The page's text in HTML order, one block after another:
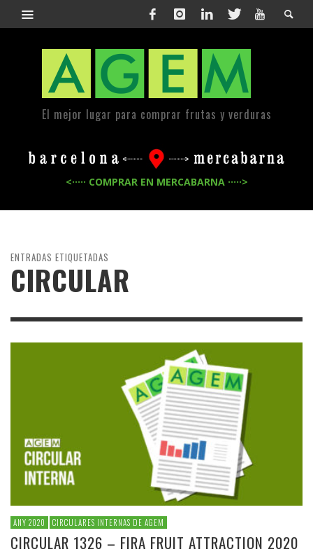
El mejor lugar para comprar frutas y verduras
<····· COMPRAR EN MERCABARNA ·····>
ENTRADAS ETIQUETADAS
CIRCULAR
ANY 2020 CIRCULARES INTERNAS DE AGEM
CIRCULAR 1326 – FIRA FRUIT ATTRACTION 2020